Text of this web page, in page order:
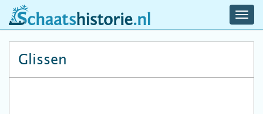
schaatshistorie.nl
Glissen